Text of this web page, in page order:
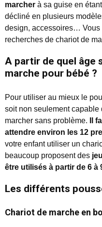
marcher à sa guise en
décliné en plusieurs
design, accessoires… Vous
recherches de chariot de
A partir de quel âge
marche pour bébé ?
Pour utiliser au mieux le
soit non seulement
marcher sans problème.
Il
attendre environ les 12
votre enfant utiliser un
beaucoup proposent des
être utilisés à partir de 6 à
Les différents
Chariot de marche en